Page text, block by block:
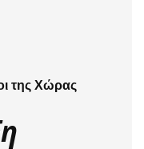
της Χώρας